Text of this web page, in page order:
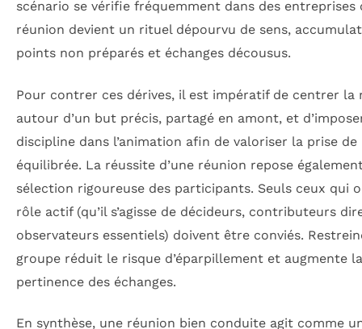
scénario se vérifie fréquemment dans des entreprises
réunion devient un rituel dépourvu de sens,
points non préparés et échanges décousus.
Pour contrer ces dérives, il est impératif de centrer la
autour d’un but précis, partagé en amont, et
discipline dans l’animation afin de valoriser la prise de
équilibrée. La réussite d’une réunion repose
sélection rigoureuse des participants. Seuls ceux qui
rôle actif (qu’il s’agisse de décideurs, contributeurs
observateurs essentiels) doivent être conviés.
groupe réduit le risque d’éparpillement et augmente la
pertinence des échanges.
En synthèse, une réunion bien conduite agit comme